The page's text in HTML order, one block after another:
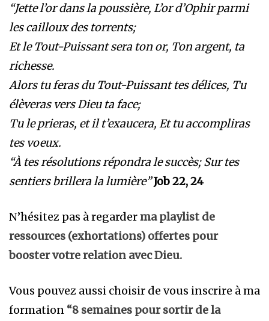
“Jette l’or dans la poussière, L’or d’Ophir parmi
les cailloux des torrents;
Et le Tout-Puissant sera ton or, Ton argent, ta
richesse.
Alors tu feras du Tout-Puissant tes délices, Tu
élèveras vers Dieu ta face;
Tu le prieras, et il t’exaucera, Et tu accompliras
tes voeux.
“À tes résolutions répondra le succès; Sur tes
sentiers brillera la lumière”Job 22, 24
N’hésitez pas à regarderma playlist de
ressources (exhortations) offertes pour
booster votre relation avec Dieu.
Vous pouvez aussi choisir de vous inscrire à ma
formation “8 semaines pour sortir de la